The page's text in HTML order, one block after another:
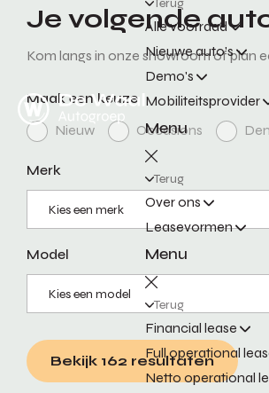
Terug
Alle voorraad
Nieuwe auto's
Demo's
Mobiliteitsprovider
Menu
Terug
Over ons
Leasevormen
Menu
Terug
Financial lease
Full operational
Netto operational
Je volgende
Kom langs in onze showroom of plan
Maak een keuze
Nieuw
Occasions
Merk
Model
Bekijk 162 resultaten